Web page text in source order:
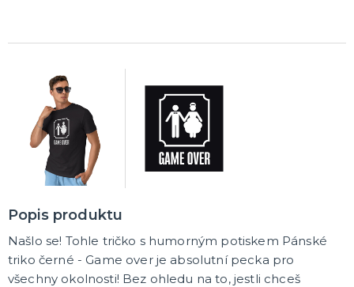
Popis produktu
Našlo se! Tohle tričko s humorným potiskem Pánské
triko černé - Game over je absolutní pecka pro
všechny okolnosti! Bez ohledu na to, jestli chceš